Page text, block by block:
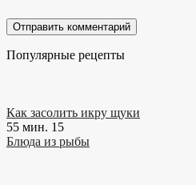
Популярные рецепты
Как засолить икру щуки
55 мин. 15
Блюда из рыбы